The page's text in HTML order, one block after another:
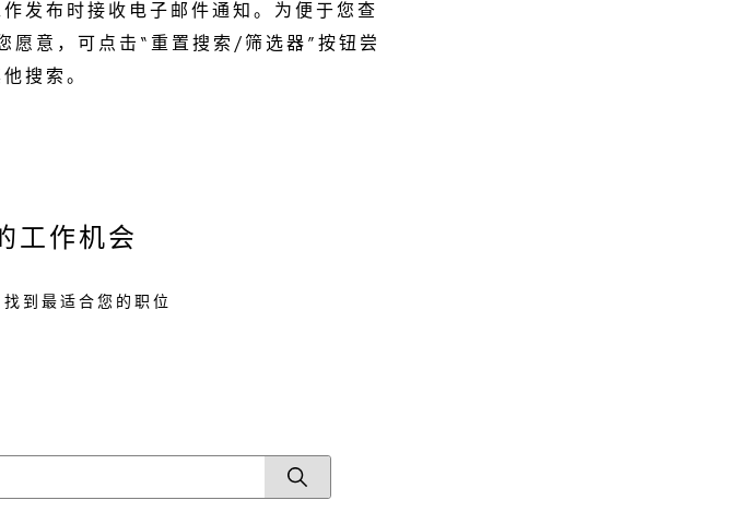
发布时接收电子邮件通知。为便于您查
愿意，可点击“重置搜索/筛选器”按钮尝
搜索。
工作机会
到最适合您的职位